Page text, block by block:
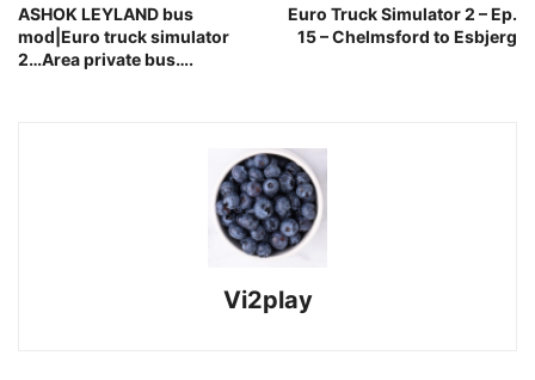
ASHOK LEYLAND bus
mod|Euro truck simulator
2…Area private bus….
Euro Truck Simulator 2 – Ep.
15 – Chelmsford to Esbjerg
Vi2play